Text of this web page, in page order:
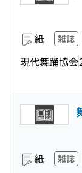
紙 雑誌
現代舞踊協会
紙 雑誌